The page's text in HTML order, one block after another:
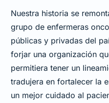
Nuestra historia se
grupo de enfermeras
públicas y privadas del
forjar una organización
permitiera tener un
tradujera en fortalecer la
un mejor cuidado al